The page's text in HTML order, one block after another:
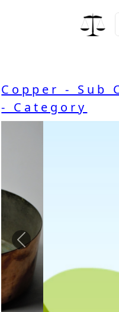
Copper - Sub
- Category
Previous